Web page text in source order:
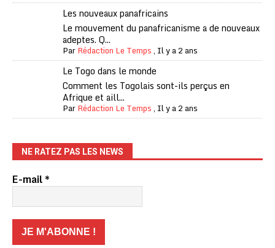
Les nouveaux panafricains
Le mouvement du panafricanisme a de nouveaux
adeptes. Q...
ParRédaction Le Temps, Il y a 2 ans
Le Togo dans le monde
Comment les Togolais sont-ils perçus en
Afrique et aill...
ParRédaction Le Temps, Il y a 2 ans
NE RATEZ PAS LES NEWS
E-mail*